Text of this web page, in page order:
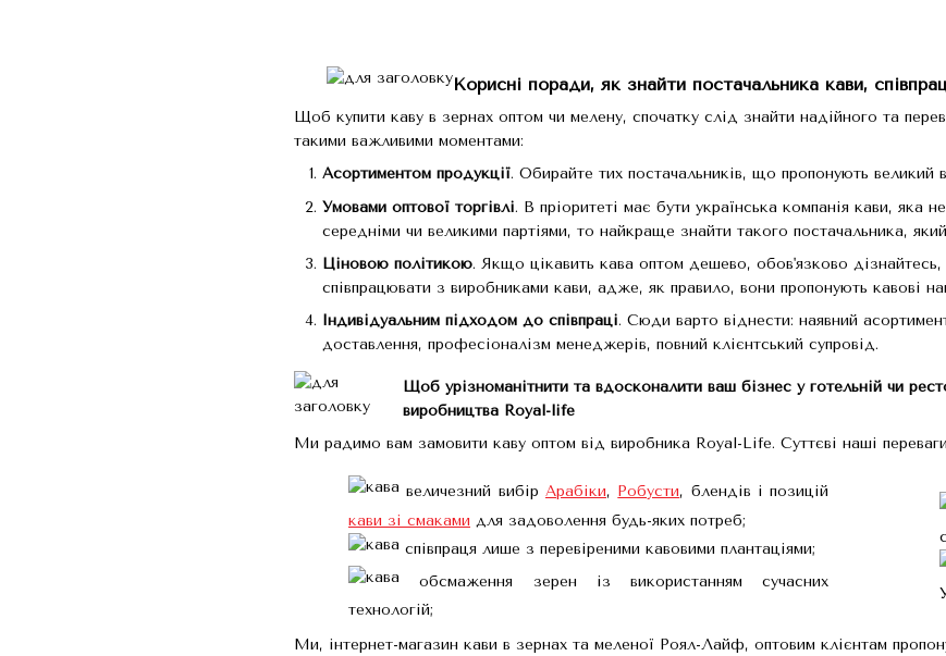
Корисні поради, як знайти постачальника кави,
Щоб купити каву в зернах оптом чи мелену, спочатку слід знайти надійного та
такими важливими моментами:
Асортиментом продукції. Обирайте тих постачальників, що пропонують великий
Умовами оптової торгівлі. В пріоритеті має бути українська компанія кави, яка
середніми чи великими партіями, то найкраще знайти такого постачальника,
Ціновою політикою. Якщо цікавить кава оптом дешево, обов'язково
співпрацювати з виробниками кави, адже, як правило, вони пропонують кавові
Індивідуальним підходом до співпраці. Сюди варто віднести: наявний
доставлення, професіоналізм менеджерів, повний клієнтський супровід.
Щоб урізноманітнити та вдосконалити ваш бізнес у готельній чи
виробництва Royal-life
Ми радимо вам замовити каву оптом від виробника Royal-Life. Суттєві наші
величезний вибір Арабіки, Робусти, блендів і позицій
кави зі смаками для задоволення будь-яких потреб;
співпраця лише з перевіреними кавовими плантаціями;
обсмаження зерен із використанням сучасних
технологій;
Ми, інтернет-магазин кави в зернах та меленої Роял-Лайф, оптовим клієнтам